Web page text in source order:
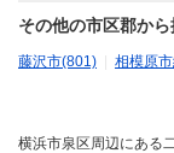
その他の市区郡か
藤沢市(801) 相模原
横浜市泉区周辺にある